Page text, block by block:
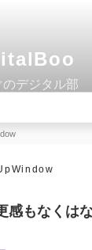
のデジタル部
感もなくは